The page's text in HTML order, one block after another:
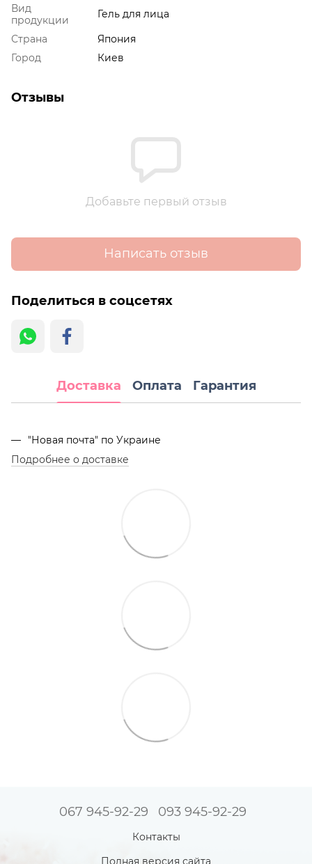
Вид
продукции
Гель для лица
Страна
Япония
Город
Киев
Отзывы
Добавьте первый отзыв
Написать отзыв
Поделиться в соцсетях
Доставка Оплата Гарантия
"Новая почта" по Украине
Подробнее о доставке
067 945-92-29 093 945-92-29
Контакты
Полная версия сайта